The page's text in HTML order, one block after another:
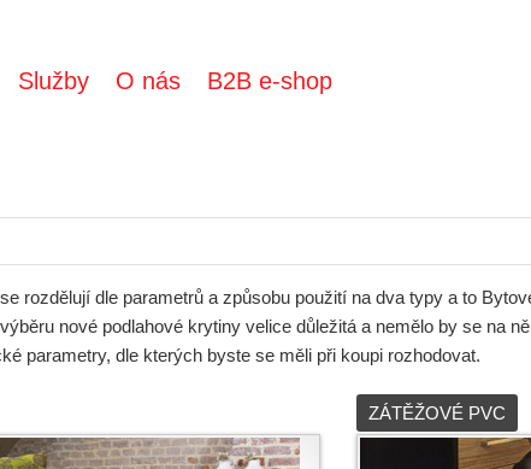
Služby O nás B2B e-shop
rozdělují dle parametrů a způsobu použití na dva typy a to
nové podlahové krytiny velice důležitá a nemělo by se na
parametry, dle kterých byste se měli při koupi rozhodovat.
ZÁTĚŽOVÉ PVC